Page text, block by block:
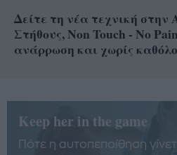
Δείτε τη νέα τεχνική στην
Στήθους, Non Touch - No
ανάρρωση και χωρίς
Keep her in the game
Πότε η αυτοπεποίθηση